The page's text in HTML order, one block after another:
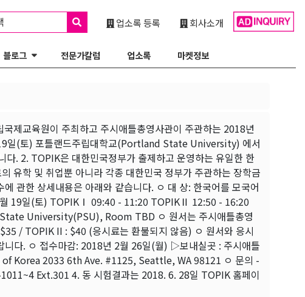
회사소개
업소록 등록
블로그 전문가칼럼 업소록 마켓정보
제교육원이 주최하고 주시애틀총영사관이 주관하는 2018년
일(토) 포틀랜드주립대학교(Portland State University) 에서
. 2. TOPIK은 대한민국정부가 출제하고 운영하는 유일한 한
유학 및 취업뿐 아니라 각종 대한민국 정부가 주관하는 장학금
관한 상세내용은 아래와 같습니다. ㅇ 대 상: 한국어를 모국어
월 19일(토) TOPIKⅠ 09:40 - 11:20 TOPIKⅡ 12:50 - 16:20
University(PSU), Room TBD ㅇ 원서는 주시애틀총영
/ TOPIK II : $40 (응시료는 환불되지 않음) ㅇ 원서와 응시
다. ㅇ 접수마감: 2018년 2월 26일(월) ▷보내실곳 : 주시애틀
Korea 2033 6th Ave. #1125, Seattle, WA 98121 ㅇ 문의 -
Ext.301 4. 동 시험결과는 2018. 6. 28일 TOPIK 홈페이